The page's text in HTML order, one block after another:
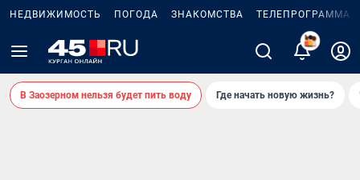
НЕДВИЖИМОСТЬ ПОГОДА ЗНАКОМСТВА ТЕЛЕПРОГРАММА
В Заозерном нельзя будет пить воду Где начать новую жизнь?